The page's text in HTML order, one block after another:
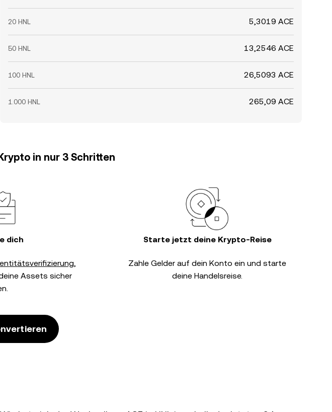
20 HNL 5,3019 ACE
50 HNL 13,2546 ACE
100 HNL 26,5093 ACE
1.000 HNL 265,09 ACE
in nur 3 Schritten
dich
,
Assets sicher
Starte jetzt deine Krypto-Reise
Zahle Gelder auf dein Konto ein und starte
deine Handelsreise.